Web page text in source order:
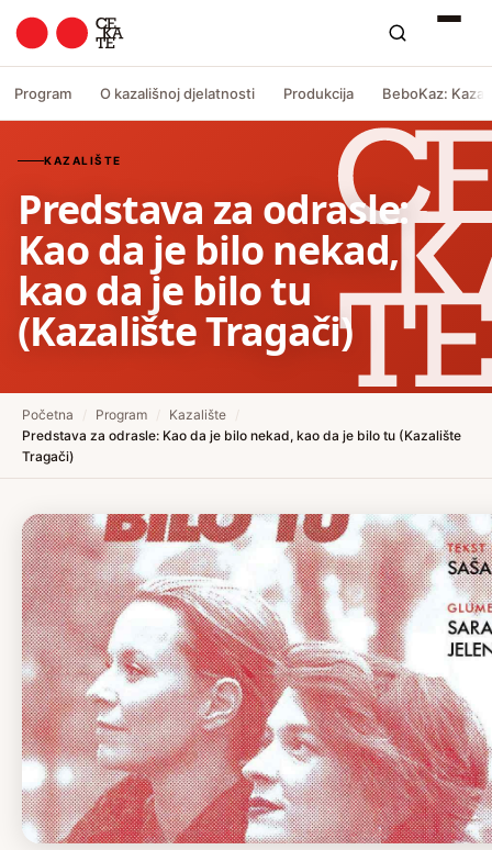
Program O kazališnoj djelatnosti Produkcija BeboKaz:
KAZALIŠTE
Predstava za odrasle:
Kao da je bilo nekad,
kao da je bilo tu
(Kazalište Tragači)
Početna Program Kazalište
Predstava za odrasle: Kao da je bilo nekad, kao da je bilo tu (Kazalište
Tragači)